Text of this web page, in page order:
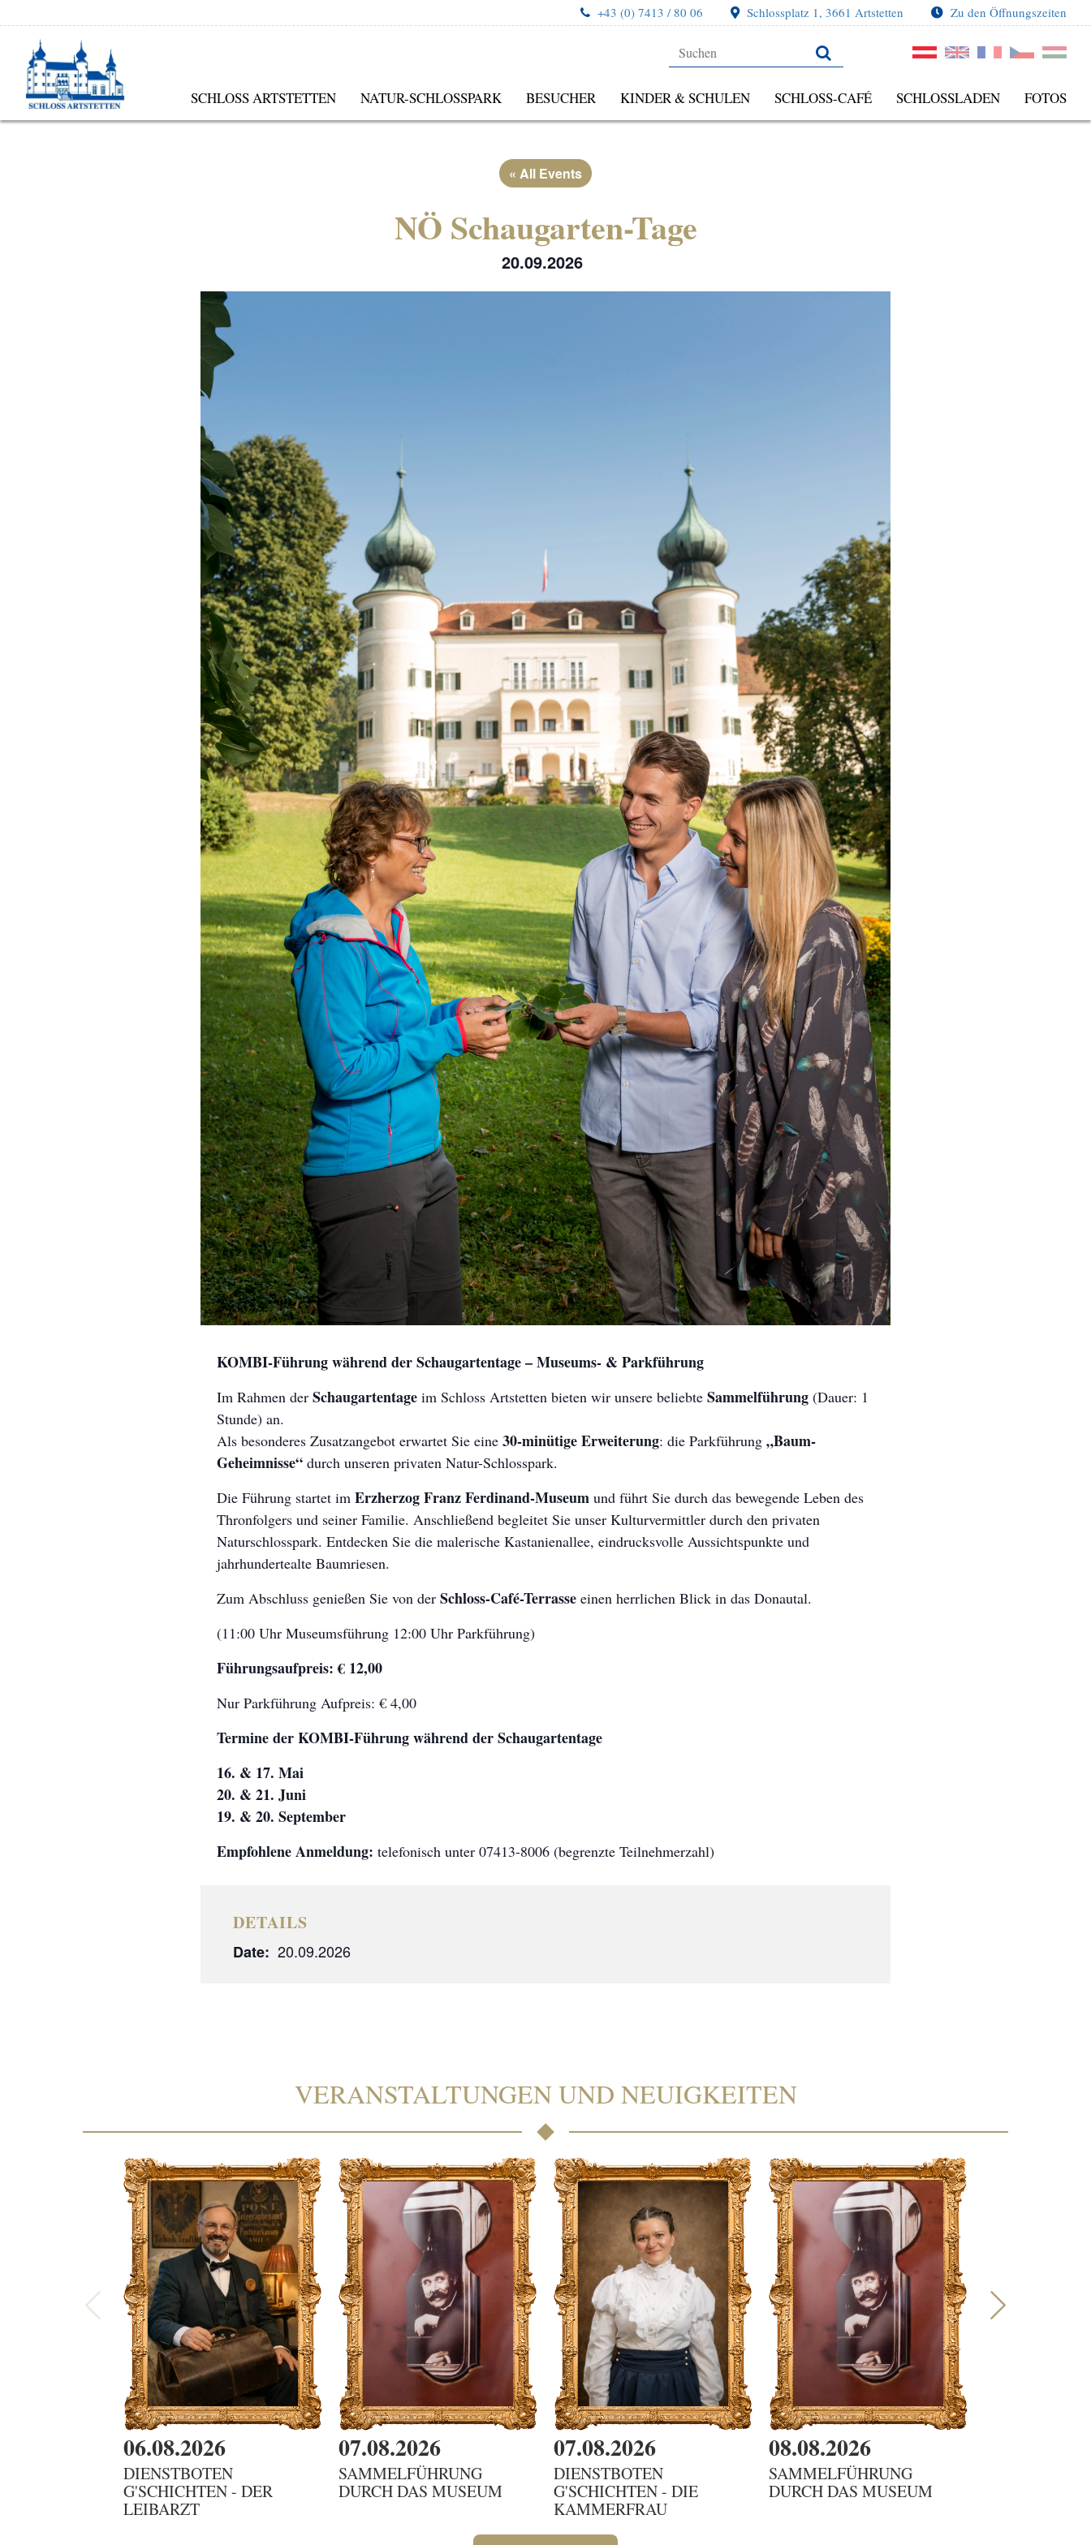
+43 (0) 7413 / 80 06 Schlossplatz 1, 3661 Artstetten Zu den Öffnungszeiten
SCHLOSS ARTSTETTEN NATUR-SCHLOSSPARK BESUCHER KINDER & SCHULEN SCHLOSS-CAFÉ SCHLOSSLADEN FOTOS
« All Events
NÖ Schaugarten-Tage
20.09.2026
KOMBI-Führung während der Schaugartentage – Museums- & Parkführung
Im Rahmen der Schaugartentage im Schloss Artstetten bieten wir unsere beliebte Sammelführung (Dauer: 1
Stunde) an.
Als besonderes Zusatzangebot erwartet Sie eine 30-minütige Erweiterung: die Parkführung „Baum-
Geheimnisse“ durch unseren privaten Natur-Schlosspark.
Die Führung startet im Erzherzog Franz Ferdinand-Museum und führt Sie durch das bewegende Leben des
Thronfolgers und seiner Familie. Anschließend begleitet Sie unser Kulturvermittler durch den privaten
Naturschlosspark. Entdecken Sie die malerische Kastanienallee, eindrucksvolle Aussichtspunkte und
jahrhundertealte Baumriesen.
Zum Abschluss genießen Sie von der Schloss-Café-Terrasse einen herrlichen Blick in das Donautal.
(11:00 Uhr Museumsführung 12:00 Uhr Parkführung)
Führungsaufpreis: € 12,00
Nur Parkführung Aufpreis: € 4,00
Termine der KOMBI-Führung während der Schaugartentage
16. & 17. Mai
20. & 21. Juni
19. & 20. September
Empfohlene Anmeldung: telefonisch unter 07413-8006 (begrenzte Teilnehmerzahl)
DETAILS
Date: 20.09.2026
VERANSTALTUNGEN UND NEUIGKEITEN
06.08.2026
DIENSTBOTEN
G'SCHICHTEN - DER
LEIBARZT
07.08.2026
SAMMELFÜHRUNG
DURCH DAS MUSEUM
07.08.2026
DIENSTBOTEN
G'SCHICHTEN - DIE
KAMMERFRAU
08.08.2026
SAMMELFÜHRUNG
DURCH DAS MUSEUM